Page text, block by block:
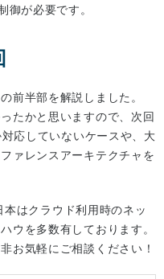
御が必要です。
前半部を解説しました。
たかと思いますので、次回
応していないケースや、大
ァレンスアーキテクチャを
はクラウド利用時のネッ
ウを多数有しております。
お気軽にご相談ください！